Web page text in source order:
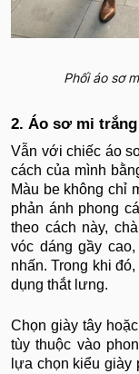
Phối áo sơ
2. Áo sơ mi
Vẫn với chiếc áo
cách của mình
Màu be không chỉ
phản ánh phong
theo cách này,
vóc dáng gầy
nhấn. Trong khi
dụng thắt lưng.
Chọn giày tây
tùy thuộc vào
lựa chọn kiểu giày